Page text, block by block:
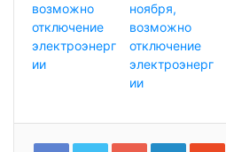
возможно
отключение
электроэнерг
ии
ноября,
возможно
отключение
электроэнерг
ии
G L